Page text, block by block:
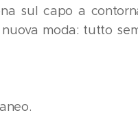
sul capo a
moda: tutto